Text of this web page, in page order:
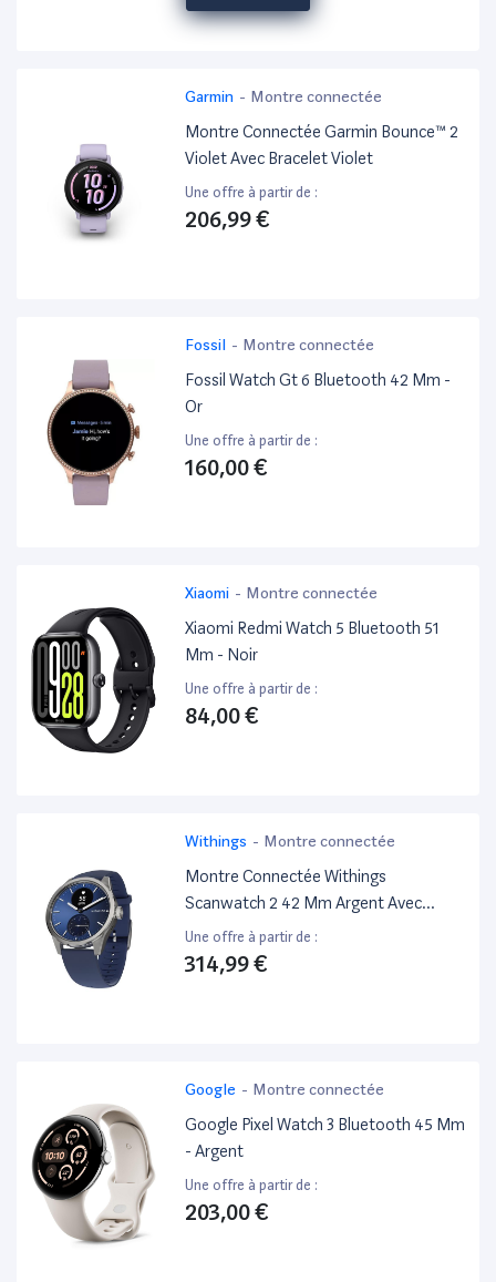
Garmin - Montre connectée
Montre Connectée Garmin Bounce™ 2
Violet Avec Bracelet Violet
Une offre à partir de :
206,99 €
Fossil - Montre connectée
Fossil Watch Gt 6 Bluetooth 42 Mm -
Or
Une offre à partir de :
160,00 €
Xiaomi - Montre connectée
Xiaomi Redmi Watch 5 Bluetooth 51
Mm - Noir
Une offre à partir de :
84,00 €
Withings - Montre connectée
Montre Connectée Withings
Scanwatch 2 42 Mm Argent Avec
Bracelet Bleu Nuit
Une offre à partir de :
314,99 €
Google - Montre connectée
Google Pixel Watch 3 Bluetooth 45 Mm
- Argent
Une offre à partir de :
203,00 €